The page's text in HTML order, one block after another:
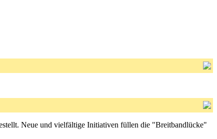
Neue und vielfältige Initiativen füllen die "Breitbandlücke"